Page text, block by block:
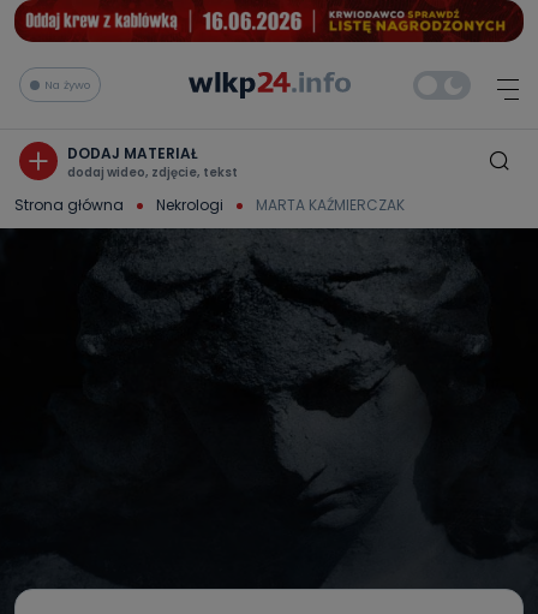
Na żywo
DODAJ MATERIAŁ
dodaj wideo, zdjęcie, tekst
Strona główna Nekrologi MARTA KAŹMIERCZAK